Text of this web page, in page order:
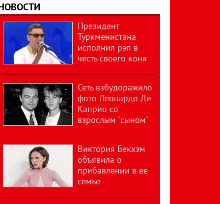
Президент
Туркменистана
исполнил рэп в
честь своего коня
Сеть взбудоражило
фото Леонардо Ди
Каприо со
взрослым "сыном"
Виктория Бекхэм
объявила о
прибавлении в ее
семье